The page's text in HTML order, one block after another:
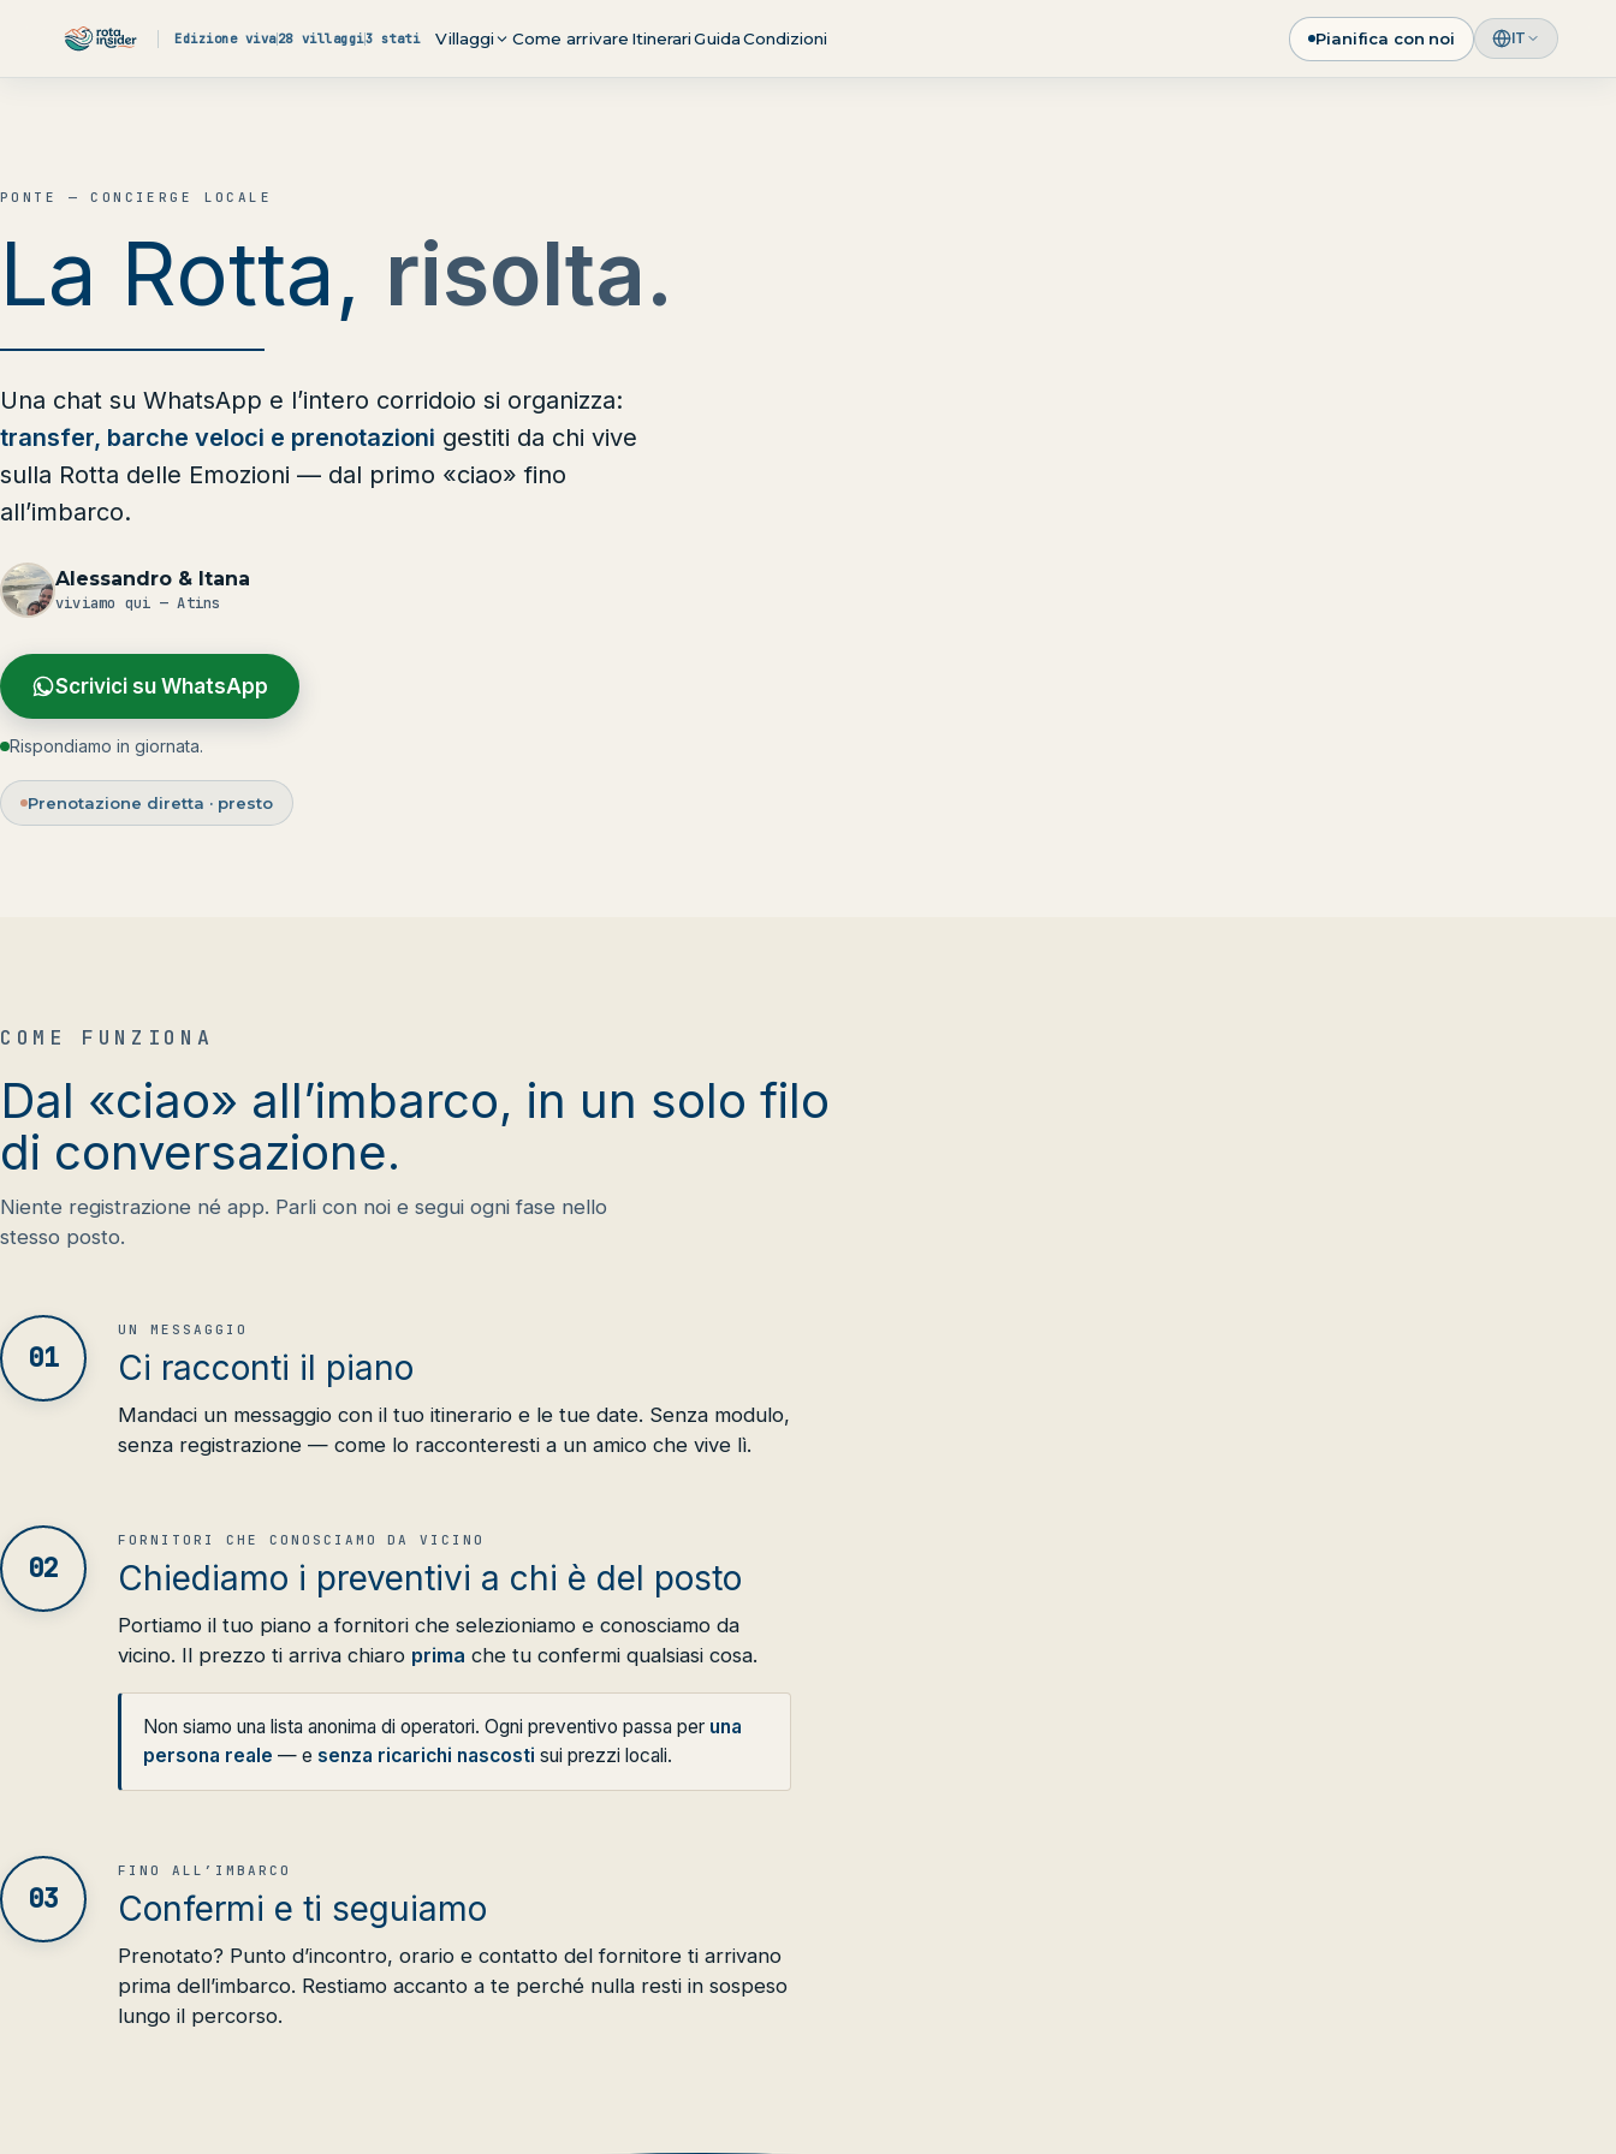
Edizione viva28 villaggi3 stati Villaggi Come arrivare Itinerari GuidaCondizioni Pianifica con noi IT
PONTE — CONCIERGE LOCALE
La Rotta, risolta.
Una chat su WhatsApp e l’intero corridoio si organizza:
transfer, barche veloci e prenotazioni gestiti da chi vive
sulla Rotta delle Emozioni — dal primo «ciao» fino
all’imbarco.
Alessandro & Itana
viviamo qui — Atins
Scrivici su WhatsApp
Rispondiamo in giornata.
Prenotazione diretta · presto
COME FUNZIONA
Dal «ciao» all’imbarco, in un solo filo
di conversazione.
Niente registrazione né app. Parli con noi e segui ogni fase nello
stesso posto.
01
UN MESSAGGIO
Ci racconti il piano
Mandaci un messaggio con il tuo itinerario e le tue date. Senza modulo,
senza registrazione — come lo racconteresti a un amico che vive lì.
02
FORNITORI CHE CONOSCIAMO DA VICINO
Chiediamo i preventivi a chi è del posto
Portiamo il tuo piano a fornitori che selezioniamo e conosciamo da
vicino. Il prezzo ti arriva chiaro prima che tu confermi qualsiasi cosa.
Non siamo una lista anonima di operatori. Ogni preventivo passa per una
persona reale — e senza ricarichi nascosti sui prezzi locali.
03
FINO ALL’IMBARCO
Confermi e ti seguiamo
Prenotato? Punto d’incontro, orario e contatto del fornitore ti arrivano
prima dell’imbarco. Restiamo accanto a te perché nulla resti in sospeso
lungo il percorso.